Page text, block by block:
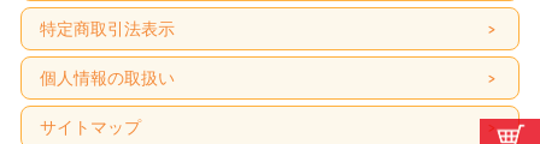
特定商取引法表示
個人情報の取扱い
サイトマップ